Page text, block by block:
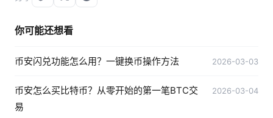
你可能还想看
币安闪兑功能怎么用？一键换币操作方法 2026-03-03
币安怎么买比特币？从零开始的第一笔BTC交
易
2026-03-04